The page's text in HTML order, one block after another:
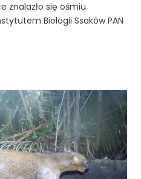
znalazło się ośmiu
Biologii Ssaków PAN